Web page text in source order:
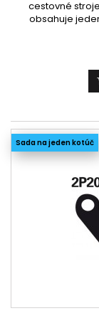
cestovné
obsahuje
Sada na jeden kotúč